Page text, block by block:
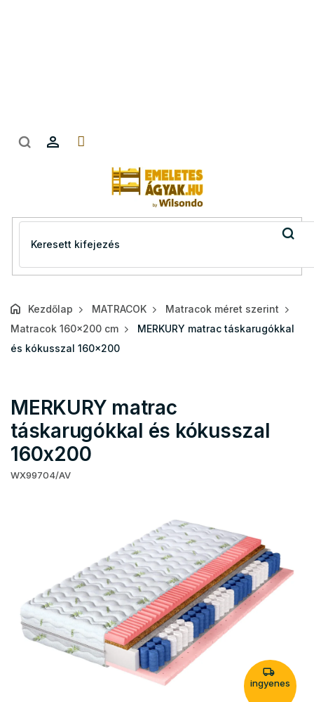
Kezdőlap MATRACOK
Matracok méret szerint
Matracok 160x200 cm
MERKURY matrac táskarugókkal
és kókusszal 160x200
MERKURY matrac
táskarugókkal és kókusszal
160x200
WX99704/AV
ingyenes